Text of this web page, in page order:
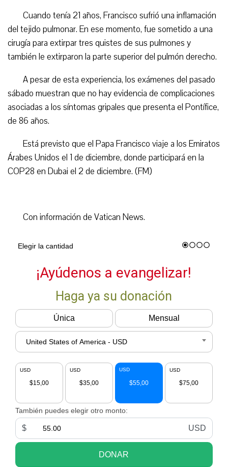
Cuando tenía 21 años, Francisco sufrió una inflamación
del tejido pulmonar. En ese momento, fue sometido a una
cirugía para extirpar tres quistes de sus pulmones y
también le extirparon la parte superior del pulmón derecho.
A pesar de esta experiencia, los exámenes del pasado
sábado muestran que no hay evidencia de complicaciones
asociadas a los síntomas gripales que presenta el Pontífice,
de 86 años.
Está previsto que el Papa Francisco viaje a los Emiratos
Árabes Unidos el 1 de diciembre, donde participará en la
COP28 en Dubai el 2 de diciembre. (FM)
Con información de Vatican News.